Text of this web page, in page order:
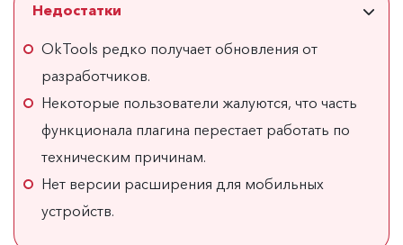
Недостатки
OkTools редко получает обновления от
разработчиков.
Некоторые пользователи жалуются, что часть
функционала плагина перестает работать по
техническим причинам.
Нет версии расширения для мобильных
устройств.